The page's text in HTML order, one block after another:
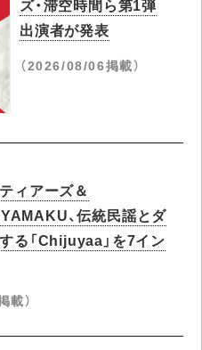
出演者が発表
（2026/08/06掲載）
ィアーズ＆
、伝統民謡とダ
る「Chijuyaa」を7イン
載）